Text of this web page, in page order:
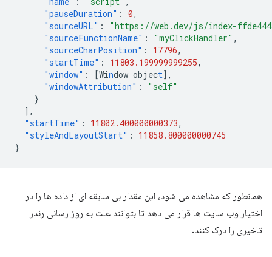
"pauseDuration" : 0,
"sourceURL" :
"https://web.dev/js/index-
"sourceFunctionName" : "myClickHandler" ,
"sourceCharPosition" : 17796,
"startTime" : 11803.199999999255,
"window" : [Window object],
"windowAttribution" :
"self"
}
],
"startTime" : 11802.400000000373,
"styleAndLayoutStart" :
11858.800000000745
}
همانطور که مشاهده می شود، این مقدار بی سابقه ای از داده ها را در
اختیار وب سایت ها قرار می دهد تا بتوانند علت به روز رسانی رندر
تاخیری را درک کنند.